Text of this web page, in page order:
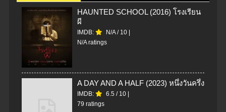
HAUNTED SCHOOL (2016) โรงเรียน
ผี
IMDB: N/A/ 10
N/A ratings
A DAY AND A HALF (2023) หนึ่งวันครึ่ง
IMDB: 6.5 / 10
79 ratings